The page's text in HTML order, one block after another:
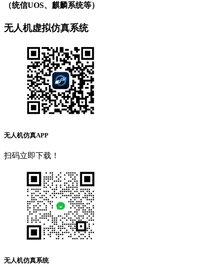
（统信UOS、麒麟系统等）
无人机虚拟仿真系统
无人机仿真APP
扫码立即下载！
无人机仿真系统